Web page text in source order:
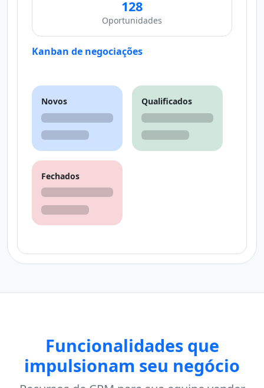
128
Oportunidades
Kanban de negociações
Novos Qualificados
Fechados
Funcionalidades que
impulsionam seu negócio